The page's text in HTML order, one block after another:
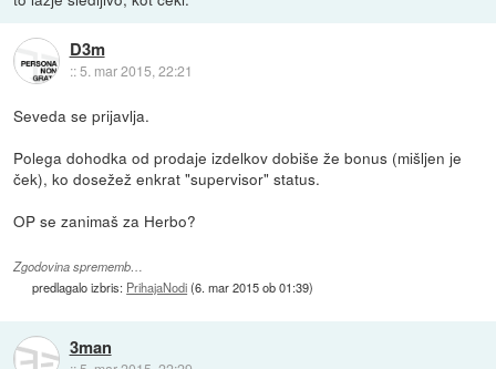
D3m
::5. mar 2015, 22:21
Seveda se prijavlja.
Polega dohodka od prodaje izdelkov dobiše že bonus (mišljen je
ček), ko dosežež enkrat "supervisor" status.
OP se zanimaš za Herbo?
Zgodovina sprememb…
predlagalo izbris: PrihajaNodi(6. mar 2015 ob 01:39)
3man